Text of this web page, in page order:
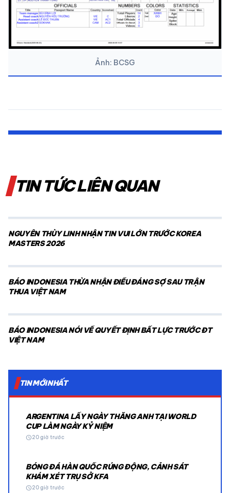
Ảnh: BCSG
TIN TỨC LIÊN QUAN
NGUYỄN THÙY LINH NHẬN TIN VUI LỚN TRƯỚC KOREA
MASTERS 2026
BÁO INDONESIA THỪA NHẬN ĐIỀU ĐÁNG SỢ SAU TRẬN
THUA VIỆT NAM
BÁO INDONESIA NÓI VỀ QUYẾT ĐỊNH BẤT LỰC TRƯỚC ĐT
VIỆT NAM
TIN MỚI NHẤT
ARGENTINA LẤY NGÀY THẮNG ANH TẠI WORLD
CUP LÀM NGÀY KỶ NIỆM
schedule20 giờ trước
BÓNG ĐÁ HÀN QUỐC RÚNG ĐỘNG, CẢNH SÁT
KHÁM XÉT TRỤ SỞ KFA
schedule20 giờ trước